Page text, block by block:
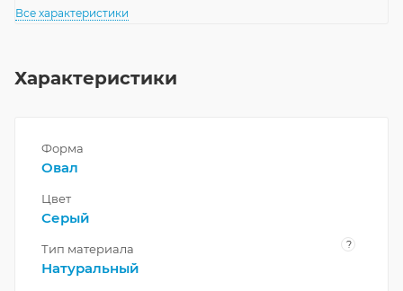
Все характеристики
Характеристики
Форма
Овал
Цвет
Серый
Тип материала ?
Натуральный